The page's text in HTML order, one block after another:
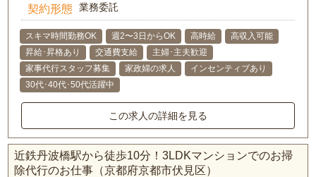
契約形態 業務委託
スキマ時間勤務OK 週2〜3日からOK 高時給
高収入可能
昇給･昇格あり
交通費支給
主婦･主夫歓迎
家事代行スタッフ募集
家政婦の求人
インセンティブあり
30代･40代･50代活躍中
この求人の詳細を見る
近鉄丹波橋駅から徒歩10分！3LDKマンションでのお掃
除代行のお仕事（京都府京都市伏見区）